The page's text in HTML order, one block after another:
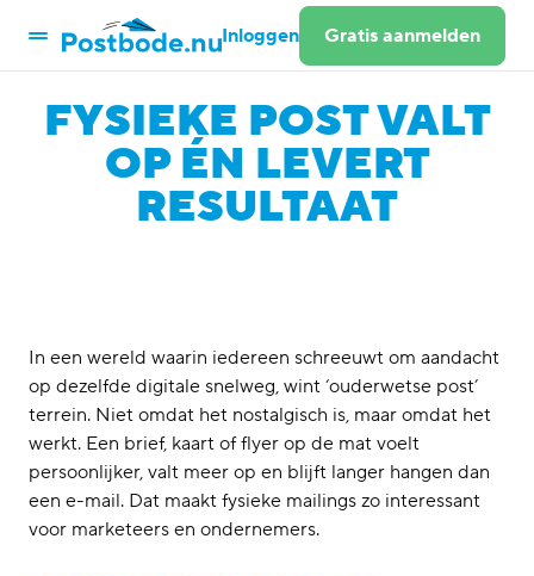
Post versturen
Aangetekende brief versturen
Ansichtkaart versturen
Mailings versturen
Deurwaarderservice
Documentatie API
Postbode CLI
Oplossingen
Infra & Bouw
Zorg
Overheid & gemeenten
Financieel & incasso
Inloggen Gratis aanmelden
FYSIEKE POST VALT
OP ÉN LEVERT
RESULTAAT
In een wereld waarin iedereen schreeuwt om aandacht
op dezelfde digitale snelweg, wint ‘ouderwetse post’
terrein. Niet omdat het nostalgisch is, maar omdat het
werkt. Een brief, kaart of flyer op de mat voelt
persoonlijker, valt meer op en blijft langer hangen dan
een e-mail. Dat maakt fysieke mailings zo interessant
voor marketeers en ondernemers.